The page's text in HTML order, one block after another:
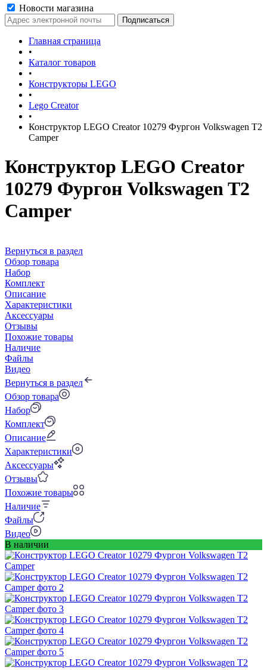
Новости магазина
Главная страница
•
Каталог товаров
•
Конструкторы LEGO
•
Lego Creator
•
Конструктор LEGO Creator 10279 Фургон Volkswagen T2
Camper
Конструктор LEGO Creator
10279 Фургон Volkswagen T2
Camper
Вернуться в раздел
Обзор товара
Набор
Комплект
Описание
Характеристики
Аксессуары
Отзывы
Похожие товары
Наличие
Файлы
Видео
Вернуться в раздел
Обзор товара
Набор
Комплект
Описание
Характеристики
Аксессуары
Отзывы
Похожие товары
Наличие
Файлы
Видео
В наличии